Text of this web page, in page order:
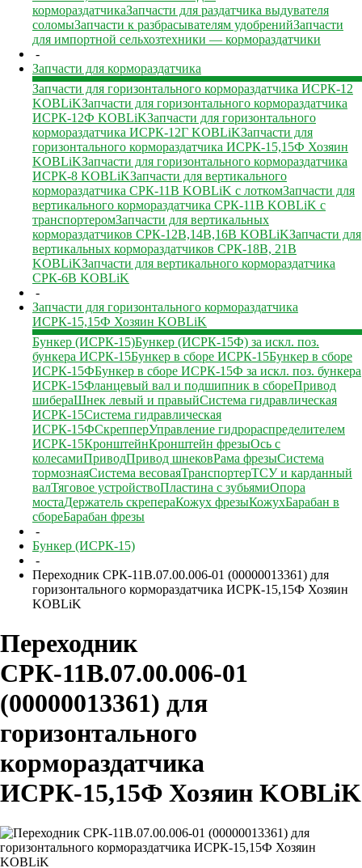
кормораздатчикаЗапчасти для раздатчика выдувателя
соломыЗапчасти к разбрасывателям удобренийЗапчасти
для импортной сельхозтехники — кормораздатчики
-
Запчасти для кормораздатчика
Запчасти для горизонтального кормораздатчика ИСРК-12
KOBLiKЗапчасти для горизонтального кормораздатчика
ИСРК-12Ф KOBLiKЗапчасти для горизонтального
кормораздатчика ИСРК-12Г KOBLiKЗапчасти для
горизонтального кормораздатчика ИСРК-15,15Ф Хозяин
KOBLiKЗапчасти для горизонтального кормораздатчика
ИСРК-8 KOBLiKЗапчасти для вертикального
кормораздатчика СРК-11В KOBLiK с лоткомЗапчасти для
вертикального кормораздатчика СРК-11В KOBLiK с
транспортеромЗапчасти для вертикальных
кормораздатчиков СРК-12В,14В,16В KOBLiKЗапчасти для
вертикальных кормораздатчиков СРК-18В, 21В
KOBLiKЗапчасти для вертикального кормораздатчика
СРК-6В KOBLiK
-
Запчасти для горизонтального кормораздатчика
ИСРК-15,15Ф Хозяин KOBLiK
Бункер (ИСРК-15)Бункер (ИСРК-15Ф) за искл. поз.
бункера ИСРК-15Бункер в сборе ИСРК-15Бункер в сборе
ИСРК-15ФБункер в сборе ИСРК-15Ф за искл. поз. бункера
ИСРК-15Фланцевый вал и подшипник в сбореПривод
шибераШнек левый и правыйСистема гидравлическая
ИСРК-15Система гидравлическая
ИСРК-15ФСкрепперУправление гидрораспределителем
ИСРК-15КронштейнКронштейн фрезыОсь с
колесамиПриводПривод шнековРама фрезыСистема
тормознаяСистема весоваяТранспортерТСУ и карданный
валТяговое устройствоПластина с зубьямиОпора
мостаДержатель скрепераКожух фрезыКожухБарабан в
сбореБарабан фрезы
-
Бункер (ИСРК-15)
-
Переходник СРК-11В.07.00.006-01 (00000013361) для
горизонтального кормораздатчика ИСРК-15,15Ф Хозяин
KOBLiK
Переходник
СРК-11В.07.00.006-01
(00000013361) для
горизонтального
кормораздатчика
ИСРК-15,15Ф Хозяин KOBLiK